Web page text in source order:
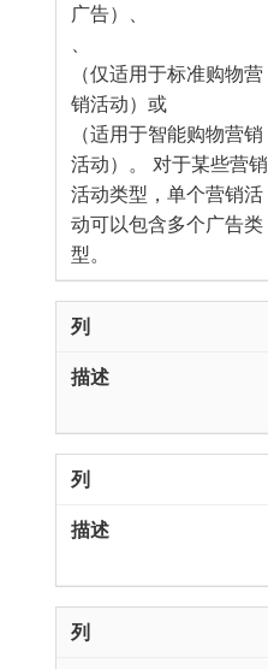
广告）、
、
（仅适用于标准购物营
销活动）或
（适用于智能购物营销
活动）。 对于某些营销
活动类型，单个营销活
动可以包含多个广告类
型。